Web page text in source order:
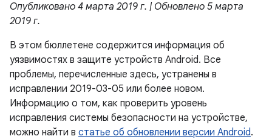
Опубликовано 4 марта 2019 г. | Обновлено 5 марта
2019 г.
В этом бюллетене содержится информация об
уязвимостях в защите устройств Android. Все
проблемы, перечисленные здесь, устранены в
исправлении 2019-03-05 или более новом.
Информацию о том, как проверить уровень
исправления системы безопасности на устройстве,
можно найти в статье об обновлении версии Android.